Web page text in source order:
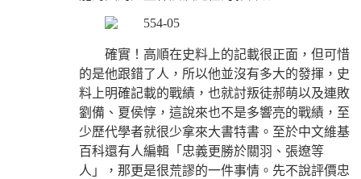
確實！高順在史料上的記載很正面，但可惜
的是他跟錯了人，所以他並沒有多大的發揮，史
料上明確記載的戰績，也就討叛徒郝萌以及連敗
劉備、夏侯惇，這說來也不是多響亮的戰績，至
少歷代學者就很少拿來大書特書。至於中文維基
百科還有人編輯「忠義更勝於關羽、張遼等
人」，那更是很荒謬的一件事情。先不說評價忠